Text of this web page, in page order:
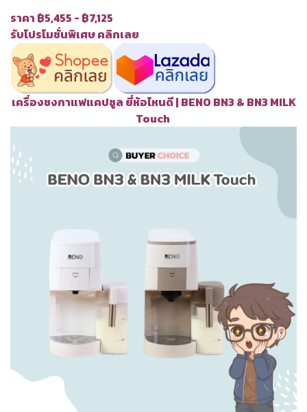
ราคา ฿5,455 - ฿7,125
รับโปรโมชั่นพิเศษ คลิกเลย
เครื่องชงกาแฟแคปซูล ยี่ห้อไหนดี | BENO BN3 & BN3 MILK
Touch